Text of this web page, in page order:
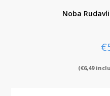
Noba
€
(€6,49